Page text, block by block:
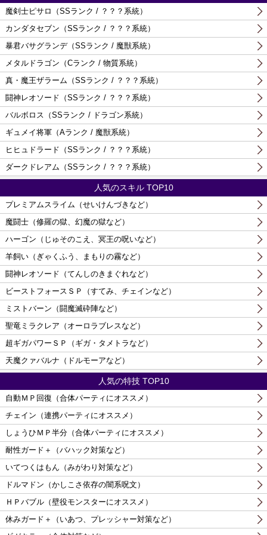
魔剣士ピサロ（SSランク / ？？？系統）
カンダタセブン（SSランク / ？？？系統）
暴君バサグランデ（SSランク / 魔獣系統）
メタルドラゴン（Cランク / 物質系統）
真・魔王ザラーム（SSランク / ？？？系統）
闘神レオソード（SSランク / ？？？系統）
バルボロス（SSランク / ドラゴン系統）
ギュメイ将軍（Aランク / 魔獣系統）
ヒヒュドラード（SSランク / ？？？系統）
ダークドレアム（SSランク / ？？？系統）
人気のスキル TOP10
プレミアムスライム（せいけんづきなど）
魔闘士（修羅の獄、幻魔の獄など）
ハーゴン（じゅそのこえ、冥王の呪いなど）
羊飼い（ぎゃくふう、まもりの霧など）
闘神レオソード（てんしのきまぐれなど）
ビーストフォースＳＰ（すてみ、チェインなど）
ミストバーン（闘魔滅砕陣など）
聖竜ミラクレア（オーロラブレスなど）
超ギガパワーＳＰ（ギガ・タメトラなど）
天魔クァバルナ（ドルモーアなど）
人気の特技 TOP10
自動ＭＰ回復（合体パーティにオススメ）
チェイン（連携パーティにオススメ）
しょうひＭＰ半分（合体パーティにオススメ）
耐性ガード＋（バハック対策など）
いてつくはもん（みがわり対策など）
ドルマドン（かしこさ依存の闇系呪文）
ＨＰバブル（壁役モンスターにオススメ）
休みガード＋（いあつ、プレッシャー対策など）